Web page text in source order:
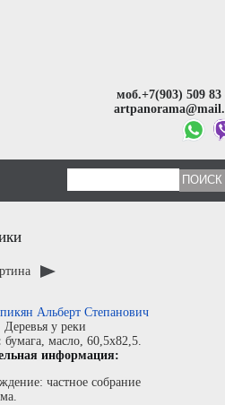
моб.+7(903) 509 83
Альберт Степанович
Деревья у реки
бумага, масло, 60,5x82,5.
информация:
частное собрание